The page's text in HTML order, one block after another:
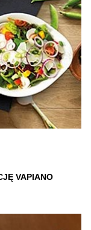
VAPIANO